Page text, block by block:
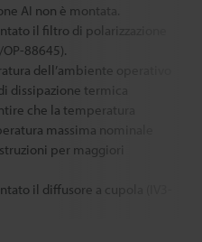
AI non è montata.
il filtro di polarizzazione
88645).
dell’ambiente operativo
dissipazione termica
che la temperatura
massima nominale
per maggiori
il diffusore a cupola (IV3-